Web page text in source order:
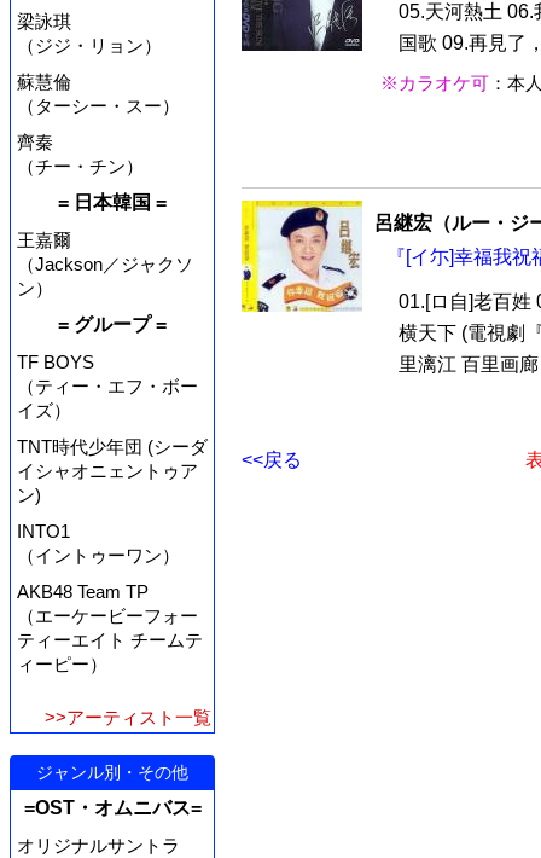
梁詠琪
（ジジ・リョン）
蘇慧倫
（ターシー・スー）
齊秦
（チー・チン）
= 日本韓国 =
王嘉爾
（Jackson／ジャクソ
ン）
= グループ =
TF BOYS
（ティー・エフ・ボー
イズ）
TNT時代少年団 (シーダ
イシャオニェントゥア
ン)
INTO1
（イントゥーワン）
AKB48 Team TP
（エーケービーフォー
ティーエイト チームテ
ィーピー）
>>アーティスト一覧
ジャンル別・その他
=OST・オムニバス=
オリジナルサントラ
05.天河熱土 06.
国歌 09.再見了
※カラオケ可 ：本
呂継宏（ルー・ジ
『[イ尓]幸福我
01.[ロ自]老百姓
横天下 (電視劇
里漓江 百里画
<<戻る